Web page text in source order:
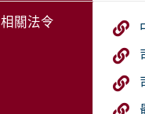
相關法令